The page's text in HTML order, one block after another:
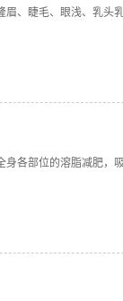
眉、睫毛、眼浅、乳头
身各部位的溶脂减肥，